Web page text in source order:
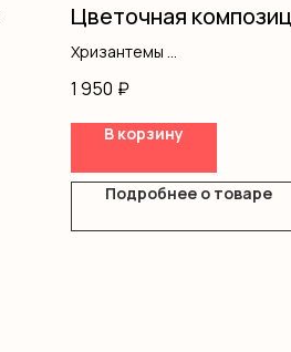
Цветочная
Хризантемы
Оазис
Коробка
1 950 ₽
В корзину
Подробнее о товаре